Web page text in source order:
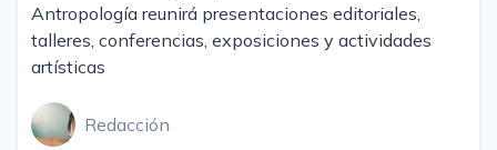
Antropología reunirá presentaciones editoriales,
talleres, conferencias, exposiciones y actividades
artísticas
Redacción